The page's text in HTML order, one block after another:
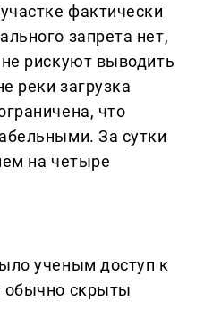
фактически
запрета нет,
рискуют выводить
реки загрузка
что
За сутки
на четыре
ученым доступ к
обычно скрыты